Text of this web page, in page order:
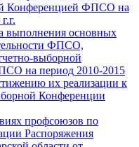
Конференцией ФПСО на
выполнения основных
ФПСО,
выборной
на период 2010-2015
их реализации к
Конференции
профсоюзов по
Распоряжения